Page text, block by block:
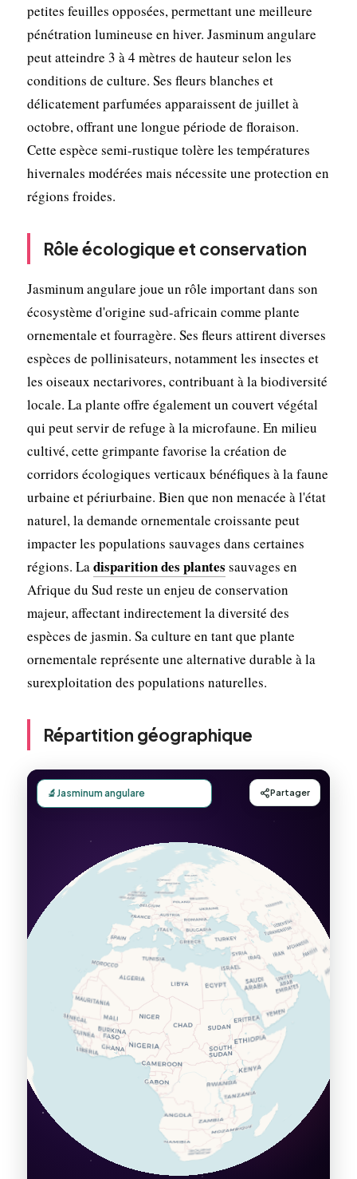
petites feuilles opposées, permettant une meilleure
pénétration lumineuse en hiver. Jasminum angulare
peut atteindre 3 à 4 mètres de hauteur selon les
conditions de culture. Ses fleurs blanches et
délicatement parfumées apparaissent de juillet à
octobre, offrant une longue période de floraison.
Cette espèce semi-rustique tolère les températures
hivernales modérées mais nécessite une protection en
régions froides.
Rôle écologique et conservation
Jasminum angulare joue un rôle important dans son
écosystème d'origine sud-africain comme plante
ornementale et fourragère. Ses fleurs attirent diverses
espèces de pollinisateurs, notamment les insectes et
les oiseaux nectarivores, contribuant à la biodiversité
locale. La plante offre également un couvert végétal
qui peut servir de refuge à la microfaune. En milieu
cultivé, cette grimpante favorise la création de
corridors écologiques verticaux bénéfiques à la faune
urbaine et périurbaine. Bien que non menacée à l'état
naturel, la demande ornementale croissante peut
impacter les populations sauvages dans certaines
régions. Ladisparition des plantes sauvages en
Afrique du Sud reste un enjeu de conservation
majeur, affectant indirectement la diversité des
espèces de jasmin. Sa culture en tant que plante
ornementale représente une alternative durable à la
surexploitation des populations naturelles.
Répartition géographique